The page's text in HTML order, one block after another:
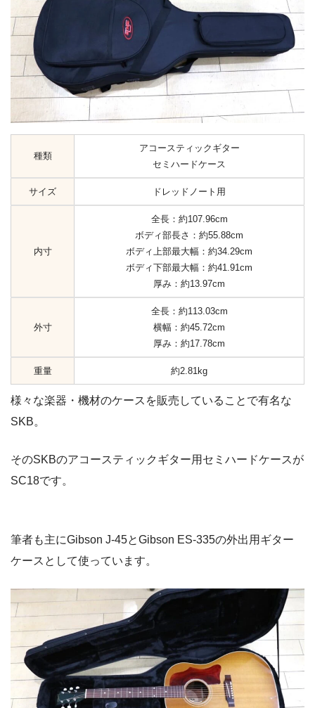
種類
アコースティックギター
セミハードケース
サイズ ドレッドノート用
内寸
全長：約107.96cm
ボディ部長さ：約55.88cm
ボディ上部最大幅：約34.29cm
ボディ下部最大幅：約41.91cm
厚み：約13.97cm
外寸
全長：約113.03cm
横幅：約45.72cm
厚み：約17.78cm
重量 約2.81kg
様々な楽器・機材のケースを販売していることで有名な
SKB。
そのSKBのアコースティックギター用セミハードケースが
SC18です。
筆者も主にGibson J-45とGibson ES-335の外出用ギター
ケースとして使っています。